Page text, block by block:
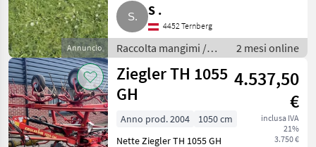
Annuncio
S .
4452 Ternberg
Raccolta mangimi /
Voltafieno
2 mesi online
Ziegler TH 1055
GH
4.537,50
€
inclusa IVA
21%
3.750 €
Anno prod. 2004
1050 cm
Nette Ziegler TH 1055 GH